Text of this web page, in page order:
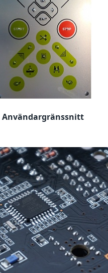
Användargränssnitt